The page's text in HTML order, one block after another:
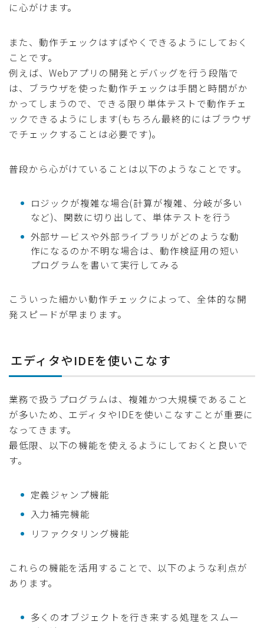
に心がけます。
また、動作チェックはすばやくできるようにしておく
ことです。
例えば、Webアプリの開発とデバッグを行う段階で
は、ブラウザを使った動作チェックは手間と時間がか
かってしまうので、できる限り単体テストで動作チェ
ックできるようにします(もちろん最終的にはブラウザ
でチェックすることは必要です)。
普段から心がけていることは以下のようなことです。
ロジックが複雑な場合(計算が複雑、分岐が多い
など)、関数に切り出して、単体テストを行う
外部サービスや外部ライブラリがどのような動
作になるのか不明な場合は、動作検証用の短い
プログラムを書いて実行してみる
こういった細かい動作チェックによって、全体的な開
発スピードが早まります。
エディタやIDEを使いこなす
業務で扱うプログラムは、複雑かつ大規模であること
が多いため、エディタやIDEを使いこなすことが重要に
なってきます。
最低限、以下の機能を使えるようにしておくと良いで
す。
定義ジャンプ機能
入力補完機能
リファクタリング機能
これらの機能を活用することで、以下のような利点が
あります。
多くのオブジェクトを行き来する処理をスムー